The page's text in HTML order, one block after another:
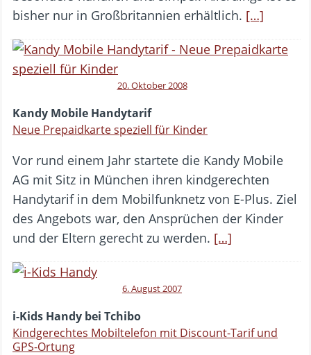
bisher nur in Großbritannien erhältlich. […]
20. Oktober 2008
Kandy Mobile Handytarif
Neue Prepaidkarte speziell für Kinder
Vor rund einem Jahr startete die Kandy Mobile
AG mit Sitz in München ihren kindgerechten
Handytarif in dem Mobilfunknetz von E-Plus. Ziel
des Angebots war, den Ansprüchen der Kinder
und der Eltern gerecht zu werden. […]
6. August 2007
i-Kids Handy bei Tchibo
Kindgerechtes Mobiltelefon mit Discount-Tarif und
GPS-Ortung